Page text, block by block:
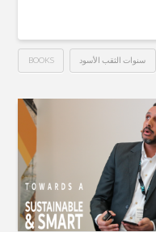
BOOKS سنوات الثقب الأسود
الثقب
الأسود
04.28.2020